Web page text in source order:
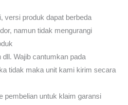
versi produk dapat berbeda
namun tidak mengurangi
Wajib cantumkan pada
tidak maka unit kami kirim secara
pembelian untuk klaim garansi